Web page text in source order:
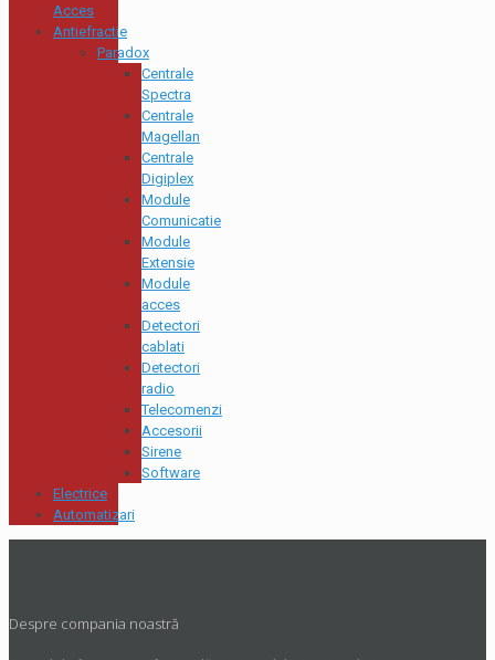
Acces
Antiefractie
Paradox
Centrale
Spectra
Centrale
Magellan
Centrale
Digiplex
Module
Comunicatie
Module
Extensie
Module
acces
Detectori
cablati
Detectori
radio
Telecomenzi
Accesorii
Sirene
Software
Electrice
Automatizari
Despre compania noastră